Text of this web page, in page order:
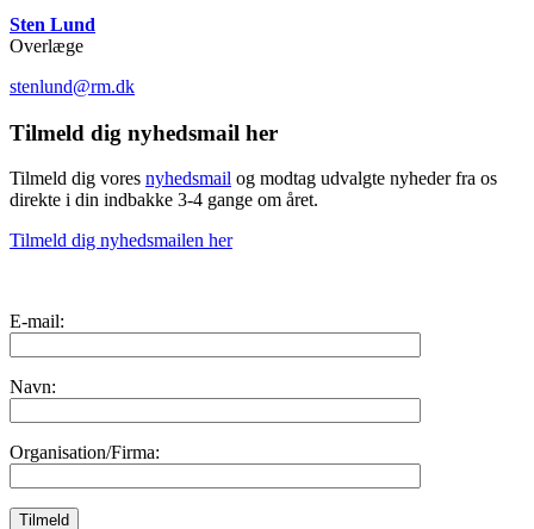
Sten Lund
Overlæge
stenlund@rm.dk
Tilmeld dig nyhedsmail her
Tilmeld dig vores nyhedsmail og modtag udvalgte nyheder fra os
direkte i din indbakke 3-4 gange om året.
Tilmeld dig nyhedsmailen her
E-mail:
Navn:
Organisation/Firma: